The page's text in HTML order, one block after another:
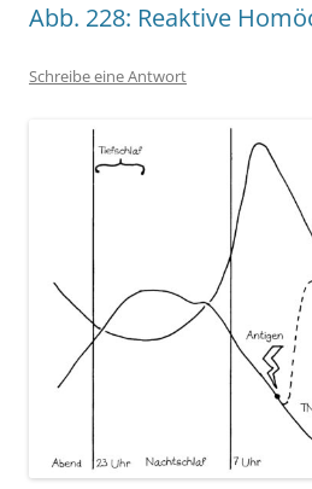
Abb. 228: Reaktive
Schreibe eine Antwort